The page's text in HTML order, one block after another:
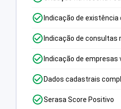
Indicação de
Indicação de consultas
Indicação de empresas
Dados cadastrais
Serasa Score Positivo